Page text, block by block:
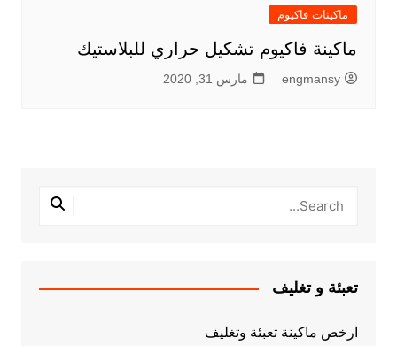
ماكينات فاكيوم
ماكينة فاكيوم تشكيل حراري للبلاستيك
engmansy مارس 31, 2020
تعبئة و تغليف
ارخص ماكينة تعبئة وتغليف